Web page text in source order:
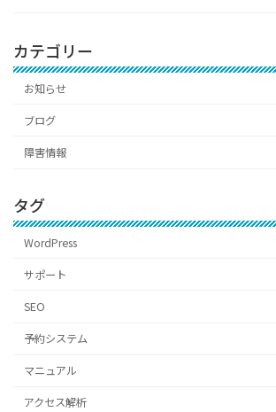
カテゴリー
お知らせ
ブログ
障害情報
タグ
WordPress
サポート
SEO
予約システム
マニュアル
アクセス解析